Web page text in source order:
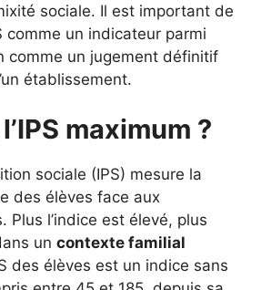
sociale. Il est important de
comme un indicateur parmi
comme un jugement définitif
établissement.
maximum ?
sociale (IPS) mesure la
des élèves face aux
Plus l’indice est élevé, plus
un contexte familial
des élèves est un indice sans